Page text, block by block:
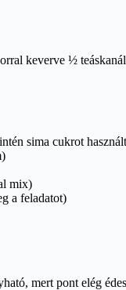
keverve ½
sima cukrot
mix)
a feladatot)
mert pont elég